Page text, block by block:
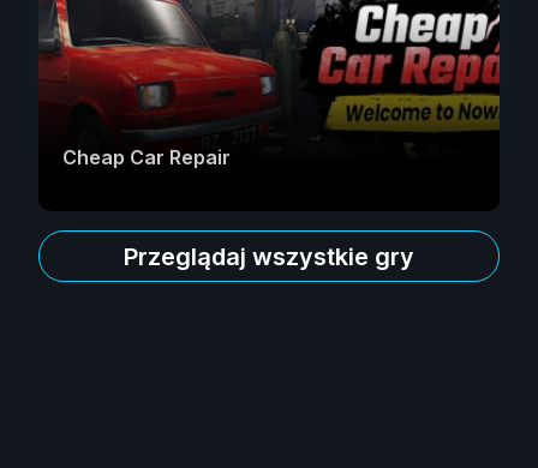
Cheap Car Repair
Przeglądaj wszystkie gry